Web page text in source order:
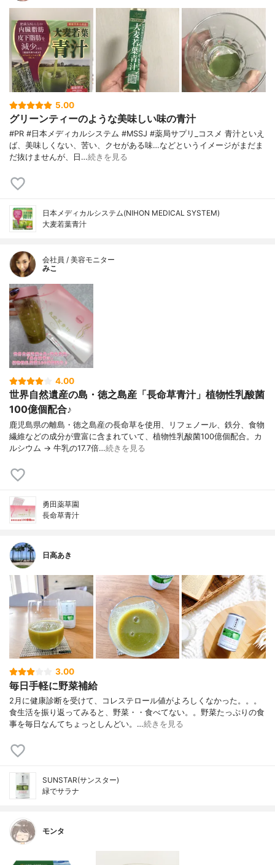
5.00
グリーンティーのような美味しい味の青汁
#PR #日本メディカルシステム #MSSJ #薬局サプリ_コスメ 青汁といえ
ば、美味しくない、苦い、クセがある味…などというイメージがまだま
だ抜けませんが、日…続きを見る
日本メディカルシステム(NIHON MEDICAL SYSTEM)
大麦若葉青汁
会社員 / 美容モニター
みこ
4.00
世界自然遺産の島・徳之島産「長命草青汁」植物性乳酸菌
100億個配合♪
鹿児島県の離島・徳之島産の長命草を使用、リフェノール、鉄分、食物
繊維などの成分が豊富に含まれていて、植物性乳酸菌100億個配合。カ
ルシウム → 牛乳の17.7倍…続きを見る
勇田薬草園
長命草青汁
日高あき
3.00
毎日手軽に野菜補給
2月に健康診断を受けて、コレステロール値がよろしくなかった。。。
食生活を振り返ってみると、野菜・・食べてない。。野菜たっぷりの食
事を毎日なんてちょっとしんどい。…続きを見る
SUNSTAR(サンスター)
緑でサラナ
モンタ